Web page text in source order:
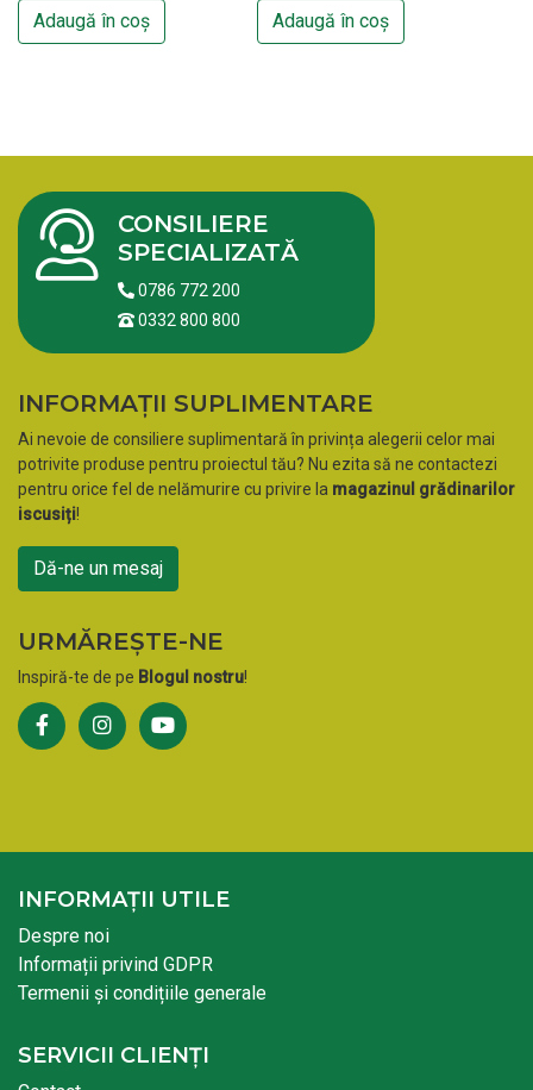
Adaugă în coș Adaugă în coș
CONSILIERE
SPECIALIZATĂ
0786 772 200
0332 800 800
INFORMAȚII SUPLIMENTARE
Ai nevoie de consiliere suplimentară în privința alegerii celor mai
potrivite produse pentru proiectul tău? Nu ezita să ne contactezi
pentru orice fel de nelămurire cu privire la magazinul grădinarilor
iscusiți!
Dă-ne un mesaj
URMĂREȘTE-NE
Inspiră-te de pe Blogul nostru!
INFORMAȚII UTILE
Despre noi
Informații privind GDPR
Termenii și condițiile generale
SERVICII CLIENȚI